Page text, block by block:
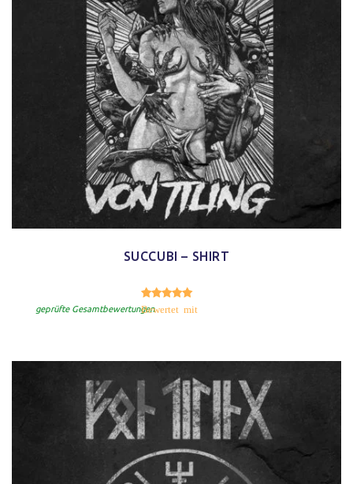
SUCCUBI – SHIRT
Bewertet mit
geprüfte Gesamtbewertungen